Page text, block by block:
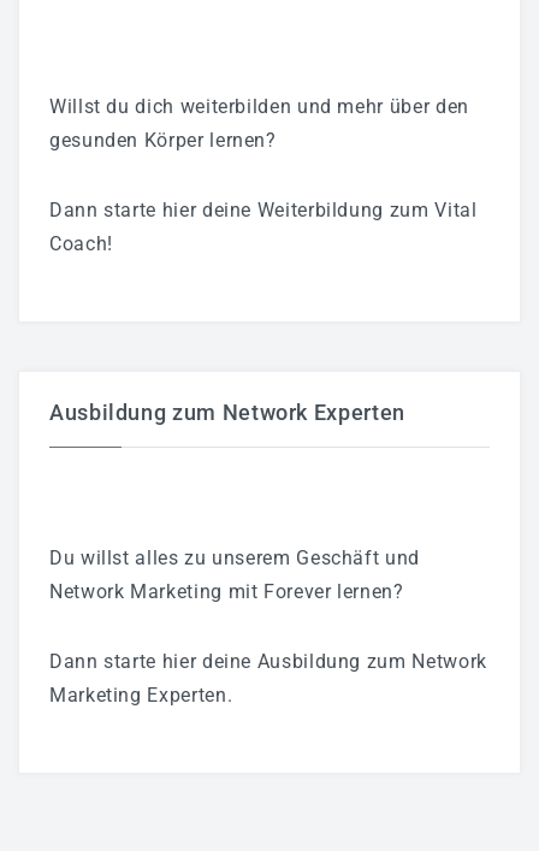
Willst du dich weiterbilden und mehr über den
gesunden Körper lernen?
Dann starte hier deine Weiterbildung zum Vital
Coach!
Ausbildung zum Network Experten
Du willst alles zu unserem Geschäft und
Network Marketing mit Forever lernen?
Dann starte hier deine Ausbildung zum Network
Marketing Experten.